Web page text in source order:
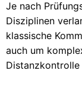
Je nach
Disziplinen
klassische
auch um
Distanzkontrolle